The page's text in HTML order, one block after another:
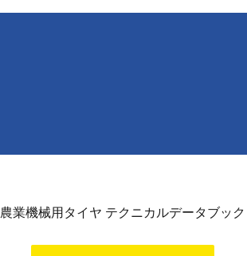
農業機械用タイヤ テクニカルデータブック